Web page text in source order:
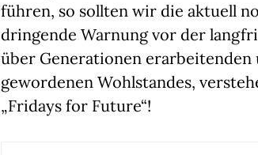
führen, so sollten wir die aktuell
dringende Warnung vor der
über Generationen erarbeitenden
gewordenen Wohlstandes,
„Fridays for Future“!